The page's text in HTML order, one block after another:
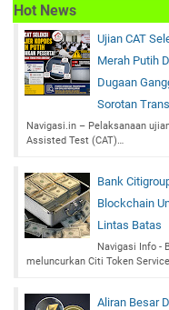
Hot News
Ujian CAT
Merah Putih
Dugaan
Sorotan
Navigasi.in – Pelaksanaan
Assisted Test (CAT)…
Bank
Blockchain
Lintas Batas
Navigasi Info -
meluncurkan Citi Token
Aliran Besar